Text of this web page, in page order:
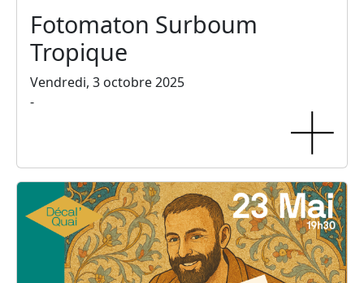
Fotomaton Surboum
Tropique
Vendredi, 3 octobre 2025
-